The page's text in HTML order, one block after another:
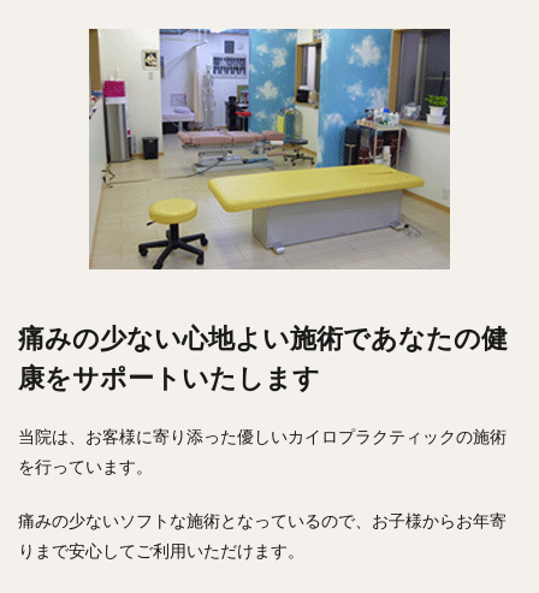
痛みの少ない心地よい施術であなたの健
康をサポートいたします
当院は、お客様に寄り添った優しいカイロプラクティックの施術
を行っています。
痛みの少ないソフトな施術となっているので、お子様からお年寄
りまで安心してご利用いただけます。